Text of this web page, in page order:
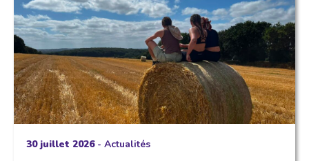
30 juillet 2026- Actualités